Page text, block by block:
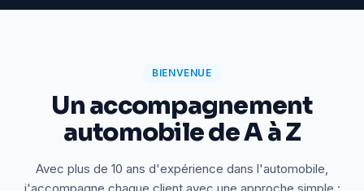
BIENVENUE
Un accompagnement
automobile de A à Z
Avec plus de 10 ans d'expérience dans l'automobile,